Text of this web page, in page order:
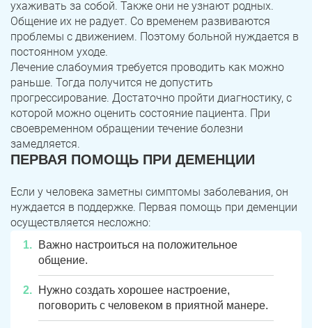
ухаживать за собой. Также они не узнают родных.
Общение их не радует. Со временем развиваются
проблемы с движением. Поэтому больной нуждается в
постоянном уходе.
Лечение слабоумия требуется проводить как можно
раньше. Тогда получится не допустить
прогрессирование. Достаточно пройти диагностику, с
которой можно оценить состояние пациента. При
своевременном обращении течение болезни
замедляется.
ПЕРВАЯ ПОМОЩЬ ПРИ ДЕМЕНЦИИ
Если у человека заметны симптомы заболевания, он
нуждается в поддержке. Первая помощь при деменции
осуществляется несложно:
Важно настроиться на положительное
общение.
Нужно создать хорошее настроение,
поговорить с человеком в приятной манере.